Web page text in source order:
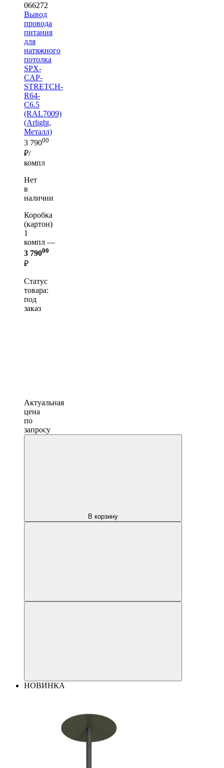
066272
Вывод
провода
питания
для
натяжного
потолка
SPX-
CAP-
STRETCH-
R64-
C6.5
(RAL7009)
(Arlight,
Металл)
3 79000
₽/
компл
Нет
в
наличии
Коробка
(картон)
1
компл —
3 79000
₽
Статус
товара:
под
заказ
Актуальная
цена
по
запросу
В корзину
НОВИНКА